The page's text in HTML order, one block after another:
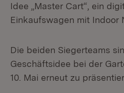
Idee „Master Cart“, ein
Einkaufswagen mit Indoor
Die beiden Siegerteams
Geschäftsidee bei der
10. Mai erneut zu